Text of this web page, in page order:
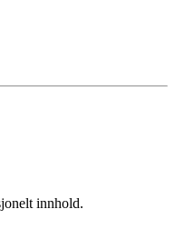
innhold.